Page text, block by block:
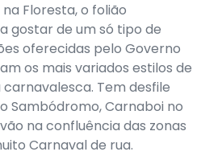
Floresta, o folião
gostar de um só tipo de
oferecidas pelo Governo
os mais variados estilos de
Tem desfile
Sambódromo, Carnaboi no
na confluência das zonas
Carnaval de rua.